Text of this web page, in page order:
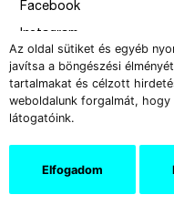
Az oldal sütiket és egyéb
javítsa a böngészési
tartalmakat és célzott
weboldalunk forgalmát,
látogatóink.
Elfogadom
Facebook
Instagram
Issue
–
design by Solymosi Mór,
webbyzolka